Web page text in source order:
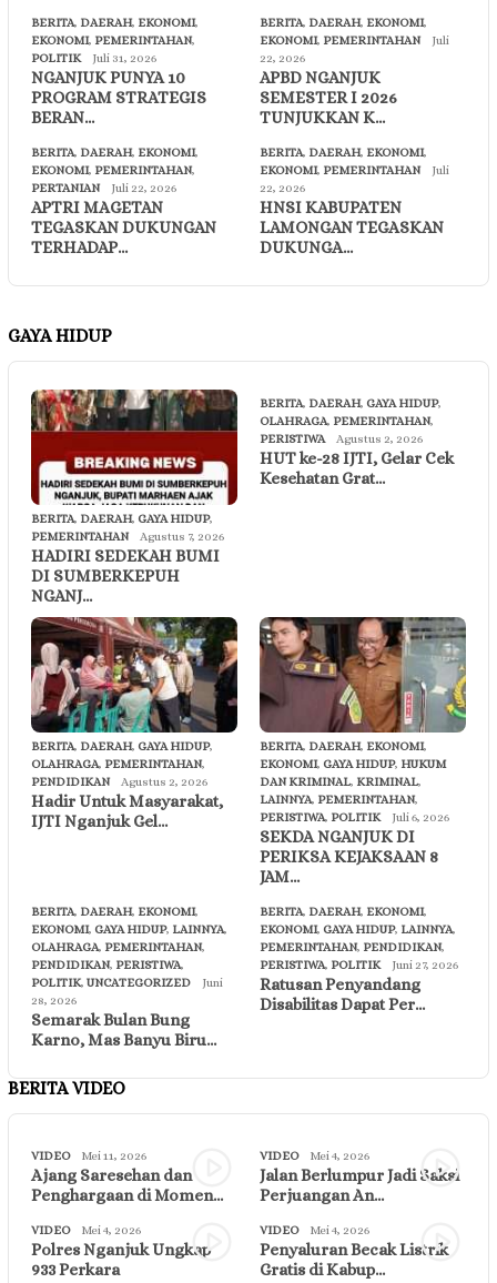
BERITA, DAERAH, EKONOMI,
EKONOMI, PEMERINTAHAN,
POLITIK
Juli 31, 2026
NGANJUK PUNYA 10
PROGRAM STRATEGIS
BERAN…
BERITA, DAERAH, EKONOMI,
EKONOMI, PEMERINTAHAN
Juli
22, 2026
APBD NGANJUK
SEMESTER I 2026
TUNJUKKAN K…
BERITA, DAERAH, EKONOMI,
EKONOMI, PEMERINTAHAN,
PERTANIAN
Juli 22, 2026
APTRI MAGETAN
TEGASKAN DUKUNGAN
TERHADAP…
BERITA, DAERAH, EKONOMI,
EKONOMI, PEMERINTAHAN
Juli
22, 2026
HNSI KABUPATEN
LAMONGAN TEGASKAN
DUKUNGA…
GAYA HIDUP
BERITA, DAERAH, GAYA HIDUP,
PEMERINTAHAN
Agustus 7, 2026
HADIRI SEDEKAH BUMI
DI SUMBERKEPUH
NGANJ…
BERITA, DAERAH, GAYA HIDUP,
OLAHRAGA, PEMERINTAHAN,
PERISTIWA
Agustus 2, 2026
HUT ke-28 IJTI, Gelar Cek
Kesehatan Grat…
BERITA, DAERAH, GAYA HIDUP,
OLAHRAGA, PEMERINTAHAN,
PENDIDIKAN
Agustus 2, 2026
Hadir Untuk Masyarakat,
IJTI Nganjuk Gel…
BERITA, DAERAH, EKONOMI,
EKONOMI, GAYA HIDUP, HUKUM
DAN KRIMINAL, KRIMINAL,
LAINNYA, PEMERINTAHAN,
PERISTIWA, POLITIK Juli 6, 2026
SEKDA NGANJUK DI
PERIKSA KEJAKSAAN 8
JAM…
BERITA, DAERAH, EKONOMI,
EKONOMI, GAYA HIDUP, LAINNYA,
OLAHRAGA, PEMERINTAHAN,
PENDIDIKAN, PERISTIWA,
POLITIK, UNCATEGORIZED
Juni
28, 2026
Semarak Bulan Bung
Karno, Mas Banyu Biru…
BERITA, DAERAH, EKONOMI,
EKONOMI, GAYA HIDUP, LAINNYA,
PEMERINTAHAN, PENDIDIKAN,
PERISTIWA, POLITIK Juni 27, 2026
Ratusan Penyandang
Disabilitas Dapat Per…
BERITA VIDEO
VIDEO Mei 11, 2026
Ajang Saresehan dan
Penghargaan di Momen…
VIDEO Mei 4, 2026
Jalan Berlumpur Jadi Saksi
Perjuangan An…
VIDEO Mei 4, 2026
Polres Nganjuk Ungkap
933 Perkara
VIDEO Mei 4, 2026
Penyaluran Becak Listrik
Gratis di Kabup…